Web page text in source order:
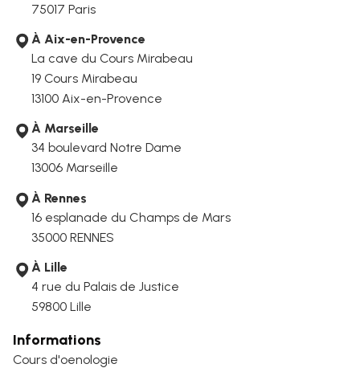
75017 Paris
À Aix-en-Provence
La cave du Cours Mirabeau
19 Cours Mirabeau
13100 Aix-en-Provence
À Marseille
34 boulevard Notre Dame
13006 Marseille
À Rennes
16 esplanade du Champs de Mars
35000 RENNES
À Lille
4 rue du Palais de Justice
59800 Lille
Informations
Cours d'oenologie